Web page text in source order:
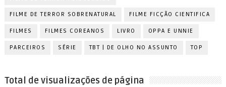
FILME DE TERROR SOBRENATURAL FILME FICÇÃO CIENTIFICA
FILMES FILMES COREANOS LIVRO OPPA E UNNIE
PARCEIROS SÉRIE TBT | DE OLHO NO ASSUNTO TOP
Total de visualizações de página